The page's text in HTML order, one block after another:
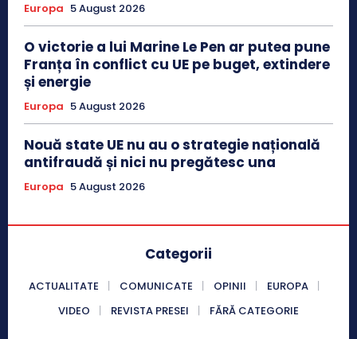
Europa 5 August 2026
O victorie a lui Marine Le Pen ar putea pune
Franța în conflict cu UE pe buget, extindere
și energie
Europa 5 August 2026
Nouă state UE nu au o strategie națională
antifraudă și nici nu pregătesc una
Europa 5 August 2026
Categorii
ACTUALITATE COMUNICATE OPINII
EUROPA
VIDEO
REVISTA PRESEI FĂRĂ CATEGORIE